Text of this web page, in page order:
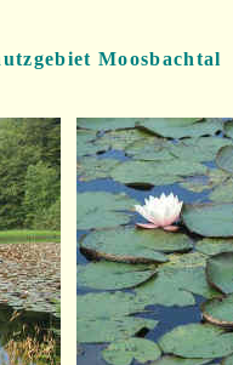
Moosbachtal